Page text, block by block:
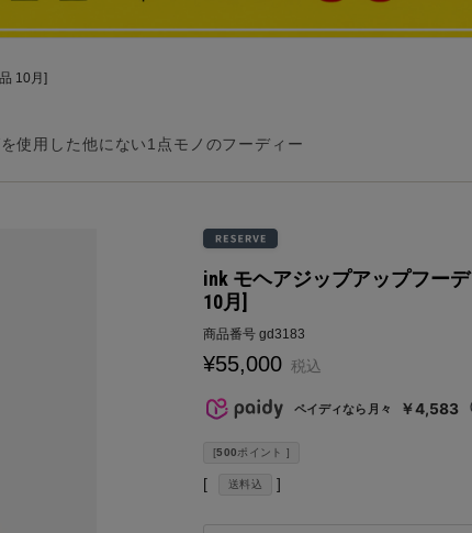
10月]
使用した他にない1点モノのフーディー
ink モヘアジップアップフー
10月]
商品番号 gd3183
¥55,000 税込
ペイディなら月々 ￥4,583
[500ポイント ]
送料込